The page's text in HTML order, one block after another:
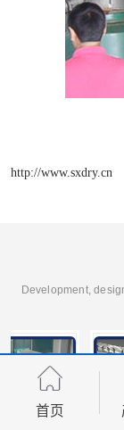
http://www.sxdry.cn
Development,
首页